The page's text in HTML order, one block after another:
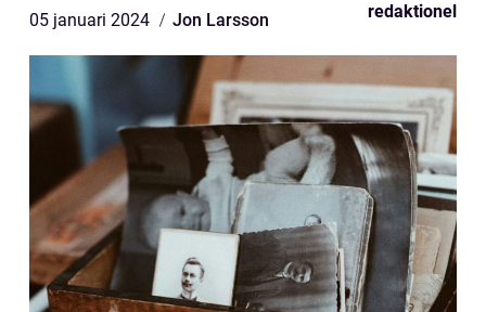
05 januari 2024 Jon Larsson redaktionel